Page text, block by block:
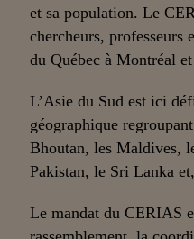
et sa population. Le
chercheurs, professeurs
du Québec à Montréal
L’Asie du Sud est ici
géographique
Bhoutan, les Maldives,
Pakistan, le Sri Lanka
Le mandat du CERIAS